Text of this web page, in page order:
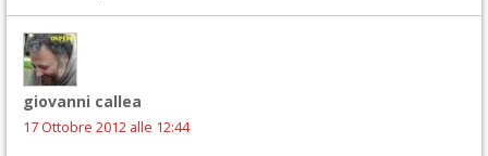
giovanni callea
17 Ottobre 2012 alle 12:44